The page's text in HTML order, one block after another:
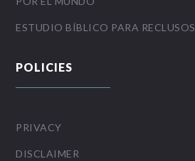
ESTUDIO BÍBLICO PARA RECLUSOS
POLICIES
PRIVACY
DISCLAIMER